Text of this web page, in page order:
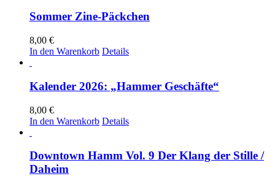
Sommer Zine-Päckchen
8,00 €
In den Warenkorb Details
Kalender 2026: „Hammer Geschäfte“
8,00 €
In den Warenkorb Details
Downtown Hamm Vol. 9 Der Klang der Stille /
Daheim